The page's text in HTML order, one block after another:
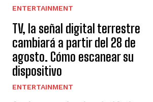
ENTERTAINMENT
TV, la señal digital terrestre
cambiará a partir del 28 de
agosto. Cómo escanear su
dispositivo
ENTERTAINMENT